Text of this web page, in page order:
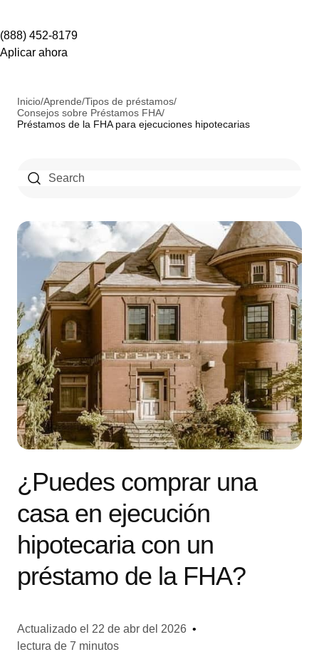
(888) 452-8179
Aplicar ahora
Inicio/Aprende/Tipos de préstamos/
Consejos sobre Préstamos FHA/
Préstamos de la FHA para ejecuciones hipotecarias
¿Puedes comprar una
casa en ejecución
hipotecaria con un
préstamo de la FHA?
Actualizado el 22 de abr del 2026 •
lectura de 7 minutos